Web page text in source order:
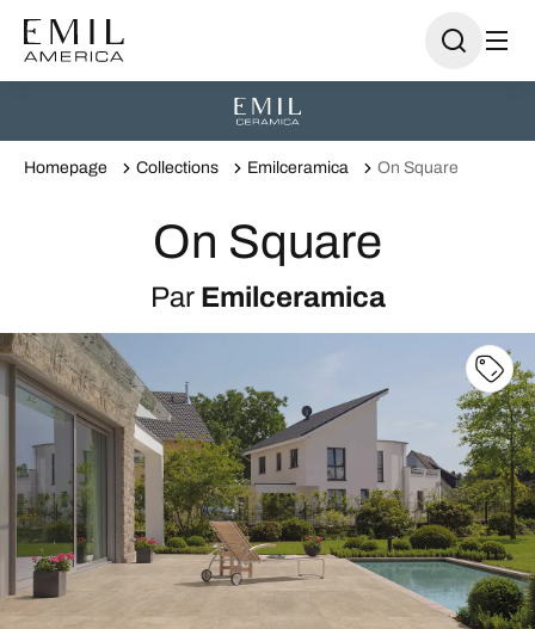
Homepage Collections Emilceramica On Square
On Square
Par Emilceramica